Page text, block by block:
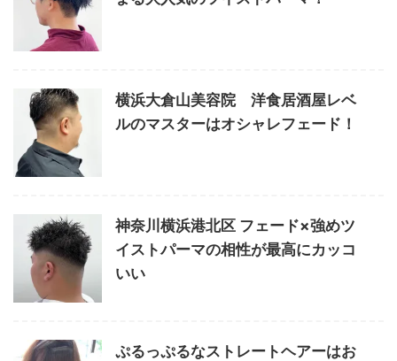
横浜大倉山美容院 洋食居酒屋レベ
ルのマスターはオシャレフェード！
神奈川横浜港北区 フェード×強めツ
イストパーマの相性が最高にカッコ
いい
ぷるっぷるなストレートヘアーはお